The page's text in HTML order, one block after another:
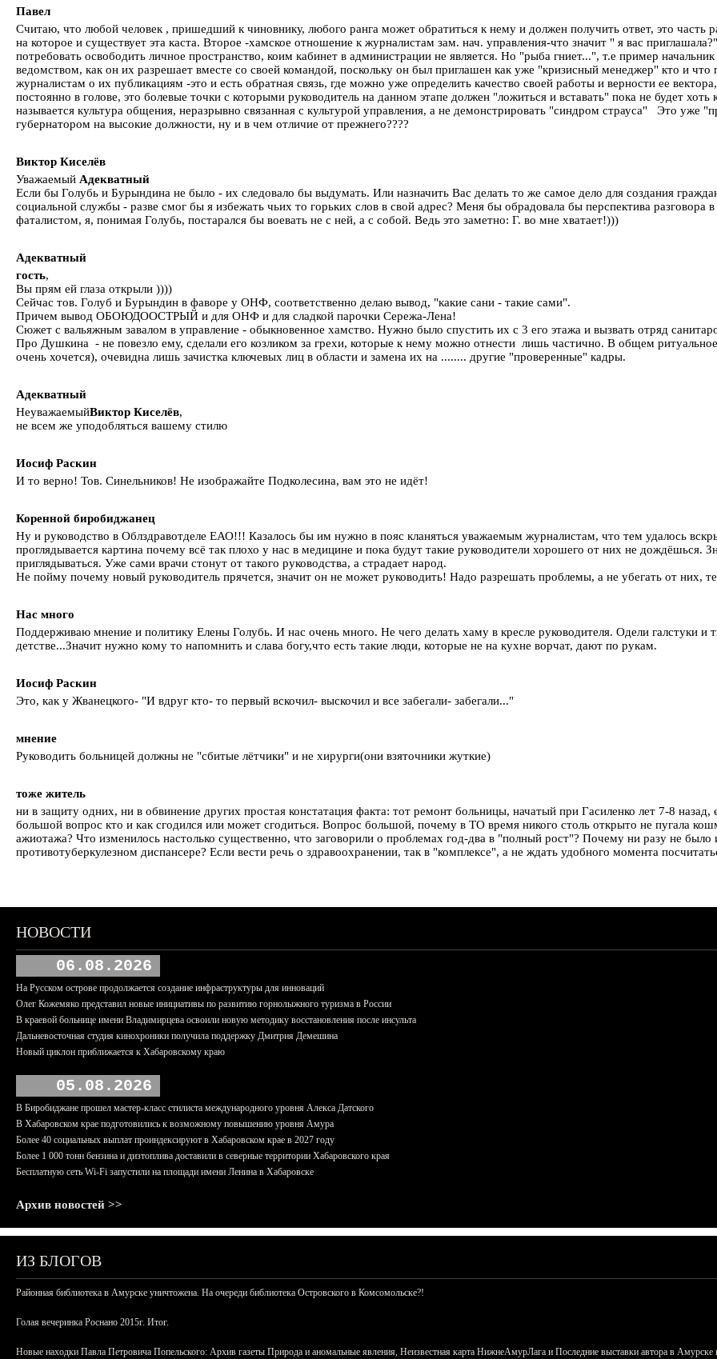
Павел
Считаю, что любой человек , пришедший к чиновнику, любого ранга может обратиться к нему и должен получить ответ, это часть
на которое и существует эта каста. Второе -хамское отношение к журналистам зам. нач. управления-что значит " я вас
потребовать освободить личное пространство, коим кабинет в администрации не является. Но "рыба гниет...", т.е пример
ведомством, как он их разрешает вместе со своей командой, поскольку он был приглашен как уже "кризисный менеджер" кто и
журналистам о их публикациям -это и есть обратная связь, где можно уже определить качество своей работы и верности ее
постоянно в голове, это болевые точки с которыми руководитель на данном этапе должен "ложиться и вставать" пока не будет
называется культура общения, неразрывно связанная с культурой управления, а не демонстрировать "синдром страуса" Это уже
губернатором на высокие должности, ну и в чем отличие от прежнего????
Виктор Киселёв
Уважаемый Адекватный
Если бы Голубь и Бурындина не было - их следовало бы выдумать. Или назначить Вас делать то же самое дело для создания
социальной службы - разве смог бы я избежать чьих то горьких слов в свой адрес? Меня бы обрадовала бы перспектива
фаталистом, я, понимая Голубь, постарался бы воевать не с ней, а с собой. Ведь это заметно: Г. во мне хватает!)))
Адекватный
гость,
Вы прям ей глаза открыли ))))
Сейчас тов. Голуб и Бурындин в фаворе у ОНФ, соответственно делаю вывод, "какие сани - такие сами".
Причем вывод ОБОЮДООСТРЫЙ и для ОНФ и для сладкой парочки Сережа-Лена!
Сюжет с вальяжным завалом в управление - обыкновенное хамство. Нужно было спустить их с 3 его этажа и вызвать отряд
Про Душкина - не повезло ему, сделали его козликом за грехи, которые к нему можно отнести лишь частично. В общем
очень хочется), очевидна лишь зачистка ключевых лиц в области и замена их на ........ другие "проверенные" кадры.
Адекватный
НеуважаемыйВиктор Киселёв,
не всем же уподобляться вашему стилю
Иосиф Раскин
И то верно! Тов. Синельников! Не изображайте Подколесина, вам это не идёт!
Коренной биробиджанец
Ну и руководство в Облздравотделе ЕАО!!! Казалось бы им нужно в пояс кланяться уважаемым журналистам, что тем удалось
проглядывается картина почему всё так плохо у нас в медицине и пока будут такие руководители хорошего от них не дождёшься.
приглядываться. Уже сами врачи стонут от такого руководства, а страдает народ.
Не пойму почему новый руководитель прячется, значит он не может руководить! Надо разрешать проблемы, а не убегать от них,
Нас много
Поддерживаю мнение и политику Елены Голубь. И нас очень много. Не чего делать хаму в кресле руководителя. Одели галстуки и
детстве...Значит нужно кому то напомнить и слава богу,что есть такие люди, которые не на кухне ворчат, дают по рукам.
Иосиф Раскин
Это, как у Жванецкого- "И вдруг кто- то первый вскочил- выскочил и все забегали- забегали..."
мнение
Руководить больницей должны не "сбитые лётчики" и не хирурги(они взяточники жуткие)
тоже житель
ни в защиту одних, ни в обвинение других простая констатация факта: тот ремонт больницы, начатый при Гасиленко лет 7-8
большой вопрос кто и как сгодился или может сгодиться. Вопрос большой, почему в ТО время никого столь открыто не пугала
ажиотажа? Что изменилось настолько существенно, что заговорили о проблемах год-два в "полный рост"? Почему ни разу не было
противотуберкулезном диспансере? Если вести речь о здравоохранении, так в "комплексе", а не ждать удобного момента
НОВОСТИ
06.08.2026
На Русском острове продолжается создание инфраструктуры для инноваций
Олег Кожемяко представил новые инициативы по развитию горнолыжного туризма в России
В краевой больнице имени Владимирцева освоили новую методику восстановления после инсульта
Дальневосточная студия кинохроники получила поддержку Дмитрия Демешина
Новый циклон приближается к Хабаровскому краю
05.08.2026
В Биробиджане прошел мастер-класс стилиста международного уровня Алекса Датского
В Хабаровском крае подготовились к возможному повышению уровня Амура
Более 40 социальных выплат проиндексируют в Хабаровском крае в 2027 году
Более 1 000 тонн бензина и дизтоплива доставили в северные территории Хабаровского края
Бесплатную сеть Wi-Fi запустили на площади имени Ленина в Хабаровске
Архив новостей >>
ИЗ БЛОГОВ
Районная библиотека в Амурске уничтожена. На очереди библиотека Островского в Комсомольске?!
Голая вечеринка Роснано 2015г. Итог.
Новые находки Павла Петровича Попельского: Архив газеты Природа и аномальные явления, Неизвестная карта НижнеАмурЛага и Последние выставки автора в Амурске